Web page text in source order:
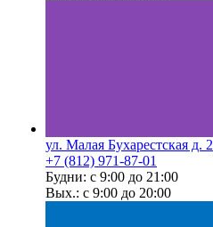
ул. Малая Бухарестская д. 2
+7 (812) 971-87-01
Будни: с 9:00 до 21:00
Вых.: с 9:00 до 20:00